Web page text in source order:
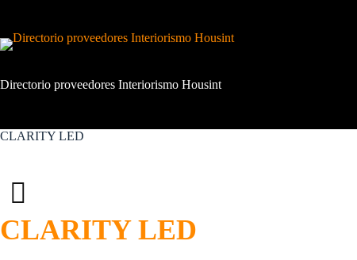
contenido
Directorio proveedores Interiorismo Housint
CLARITY LED
CLARITY LED